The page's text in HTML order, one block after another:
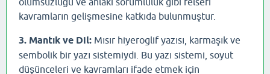
kavramların gelişmesine katkıda bulunmuştur.
3. Mantık ve Dil: Mısır hiyeroglif yazısı, karmaşık ve
sembolik bir yazı sistemiydi. Bu yazı sistemi, soyut
düşünceleri ve kavramları ifade etmek için